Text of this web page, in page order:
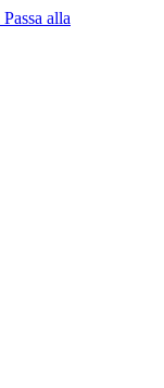
Passa alla